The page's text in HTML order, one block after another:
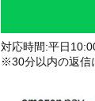
対応時間:平日
※30分以内の返信